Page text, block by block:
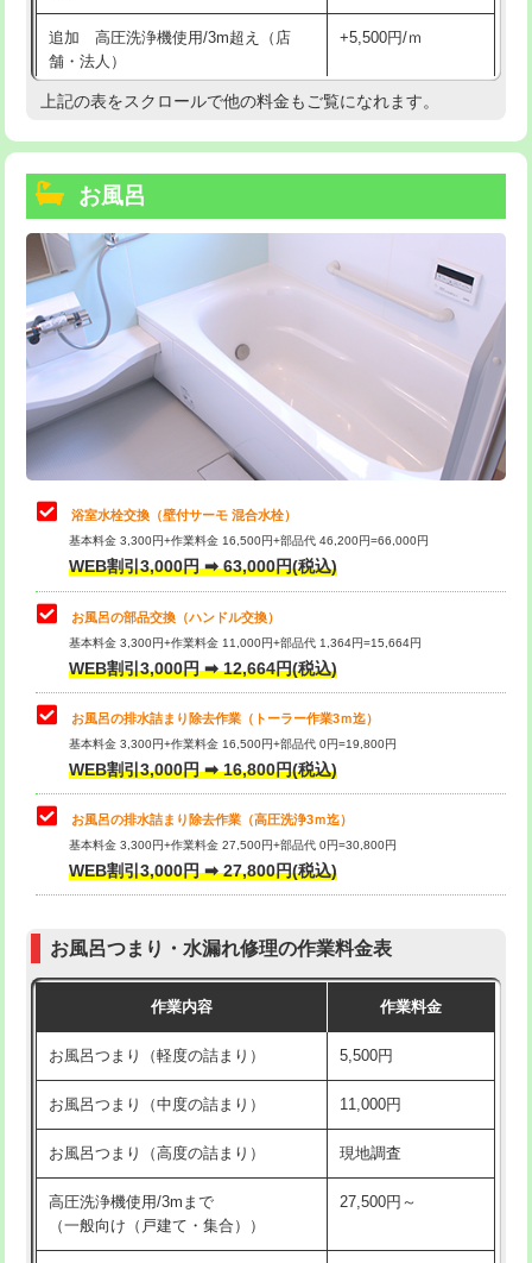
追加 高圧洗浄機使用/3m超え（店
舗・法人）
+5,500円/ｍ
高度高圧洗浄換 現地調査
トーラー機使用/3mまで
追加トーラー機使用/3m超え
カメラ調査 33,000円
桝清掃 8,800円
止水・漏水調査・防水処理・清掃・修
理・調整・分解・加工など（軽作業）
止水・漏水調査・防水処理・清掃・修
理・調整・分解・加工など（中作業）
22,000円
止水・漏水調査・防水処理・清掃・修
理・調整・分解・加工など（重作業）
33,000円
トイレタンク脱着
トイレ便器脱着
タンクレストイレ脱着 33,000円
小便器トイレ脱着
その他部品の脱着 8,800円～
交換・取付（タンク）
交換・取付（普通便座） 11,000円+材料費
交換・取付（温水洗浄便座） 16,500円+材料費
交換・取付(単水栓（壁付・デッキ
式）)
13,200円+材料費
交換・取付(混合水栓（壁付・デッキ
式・ワンホール）)
16,500円+材料費
交換・取付(排水栓・排水トラップ
（P/S/ポップアップ））
22,000円+材料費
上記の表をスクロールで他の料金もご覧になれます。
お風呂
浴室水栓交換（壁付サーモ 混合水栓）
基本料金 3,300円+作業料金 16,500円+部品代 46,200円=66,000円
WEB割引3,000円 ➡ 63,000円(税込)
お風呂の部品交換（ハンドル交換）
基本料金 3,300円+作業料金 11,000円+部品代 1,364円=15,664円
WEB割引3,000円 ➡ 12,664円(税込)
お風呂の排水詰まり除去作業（トーラー作業3ｍ迄）
基本料金 3,300円+作業料金 16,500円+部品代 0円=19,800円
WEB割引3,000円 ➡ 16,800円(税込)
お風呂の排水詰まり除去作業（高圧洗浄3ｍ迄）
基本料金 3,300円+作業料金 27,500円+部品代 0円=30,800円
WEB割引3,000円 ➡ 27,800円(税込)
お風呂つまり・水漏れ修理の作業料金表
作業内容 作業料金
お風呂つまり（軽度の詰まり） 5,500円
お風呂つまり（中度の詰まり） 11,000円
お風呂つまり（高度の詰まり） 現地調査
高圧洗浄機使用/3mまで
（一般向け（戸建て・集合））
27,500円～